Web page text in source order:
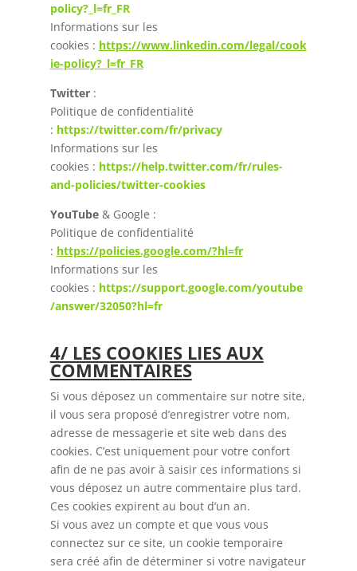
policy?_l=fr_FR
Informations sur les
cookies : https://www.linkedin.com/legal/cook
ie-policy?_l=fr_FR
Twitter:
Politique de confidentialité
: https://twitter.com/fr/privacy
Informations sur les
cookies : https://help.twitter.com/fr/rules-
and-policies/twitter-cookies
YouTube& Google :
Politique de confidentialité
: https://policies.google.com/?hl=fr
Informations sur les
cookies : https://support.google.com/youtube
/answer/32050?hl=fr
4/ LES COOKIES LIES AUX
COMMENTAIRES
Si vous déposez un commentaire sur notre site,
il vous sera proposé d’enregistrer votre nom,
adresse de messagerie et site web dans des
cookies. C’est uniquement pour votre confort
afin de ne pas avoir à saisir ces informations si
vous déposez un autre commentaire plus tard.
Ces cookies expirent au bout d’un an.
Si vous avez un compte et que vous vous
connectez sur ce site, un cookie temporaire
sera créé afin de déterminer si votre navigateur